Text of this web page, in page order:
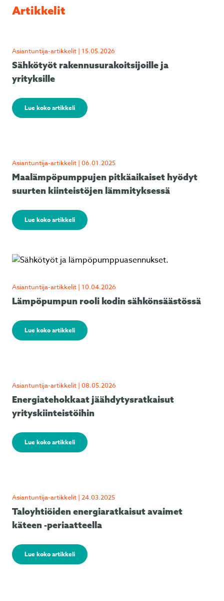
Artikkelit
Asiantuntija-artikkelit | 15.05.2026
Sähkötyöt rakennusurakoitsijoille ja
yrityksille
Lue koko artikkeli
Asiantuntija-artikkelit | 06.01.2025
Maalämpöpumppujen pitkäaikaiset hyödyt
suurten kiinteistöjen lämmityksessä
Lue koko artikkeli
Asiantuntija-artikkelit | 10.04.2026
Lämpöpumpun rooli kodin sähkönsäästössä
Lue koko artikkeli
Asiantuntija-artikkelit | 08.05.2026
Energiatehokkaat jäähdytysratkaisut
yrityskiinteistöihin
Lue koko artikkeli
Asiantuntija-artikkelit | 24.03.2025
Taloyhtiöiden energiaratkaisut avaimet
käteen -periaatteella
Lue koko artikkeli